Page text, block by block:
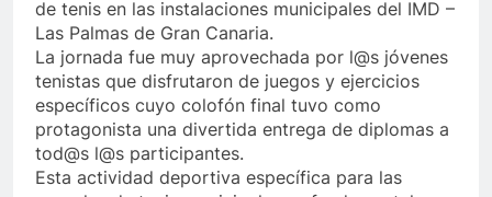
de tenis en las instalaciones municipales del IMD –
Las Palmas de Gran Canaria.
La jornada fue muy aprovechada por l@s jóvenes
tenistas que disfrutaron de juegos y ejercicios
específicos cuyo colofón final tuvo como
protagonista una divertida entrega de diplomas a
tod@s l@s participantes.
Esta actividad deportiva específica para las